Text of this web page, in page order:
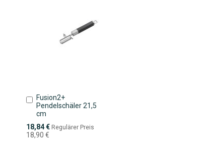
Fusion2+
Pendelschäler 21,5
cm
Sonderpreis
18,84 € Regulärer Preis
18,90 €
In
den
Warenkorb